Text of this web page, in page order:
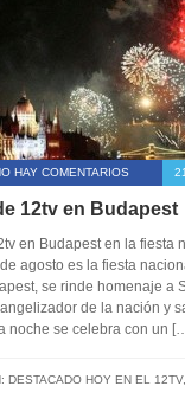
HAY COMENTARIOS
12tv en Budapest
en Budapest en la fiesta
agosto es la fiesta
se rinde homenaje a
de la nación y
noche se celebra con un
DESTACADO HOY EN EL 12TV,